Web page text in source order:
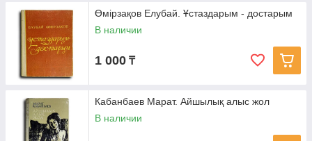
Өмірзақов Елубай. Ұстаздарым - достарым
В наличии
1 000 ₸
Кабанбаев Марат. Айшылық алыс жол
В наличии